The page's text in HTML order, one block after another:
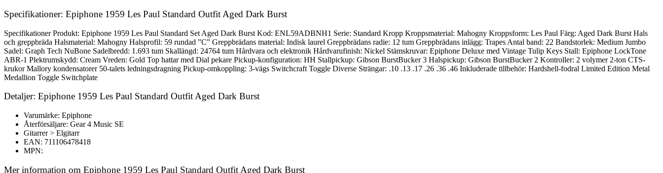
Specifikationer: Epiphone 1959 Les Paul Standard Outfit Aged Dark Burst
Specifikationer Produkt: Epiphone 1959 Les Paul Standard Set Aged Dark Burst Kod: ENL59ADBNH1 Serie: Standard Kropp Kroppsmaterial: Mahogny Kroppsform: Les Paul Färg: Aged Dark Burst Hals
och greppbräda Halsmaterial: Mahogny Halsprofil: 59 rundad ”C” Greppbrädans material: Indisk laurel Greppbrädans radie: 12 tum Greppbrädans inlägg: Trapes Antal band: 22 Bandstorlek: Medium Jumbo
Sadel: Graph Tech NuBone Sadelbredd: 1.693 tum Skallängd: 24764 tum Hårdvara och elektronik Hårdvarufinish: Nickel Stämskruvar: Epiphone Deluxe med Vintage Tulip Keys Stall: Epiphone LockTone
ABR-1 Plektrumskydd: Cream Vreden: Gold Top hattar med Dial pekare Pickup-konfiguration: HH Stallpickup: Gibson BurstBucker 3 Halspickup: Gibson BurstBucker 2 Kontroller: 2 volymer 2-ton CTS-
krukor Mallory kondensatorer 50-talets ledningsdragning Pickup-omkoppling: 3-vägs Switchcraft Toggle Diverse Strängar: .10 .13 .17 .26 .36 .46 Inkluderade tillbehör: Hardshell-fodral Limited Edition Metal
Medallion Toggle Switchplate
Detaljer: Epiphone 1959 Les Paul Standard Outfit Aged Dark Burst
Varumärke: Epiphone
Återförsäljare: Gear 4 Music SE
Gitarrer > Elgitarr
EAN: 711106478418
MPN:
Mer information om Epiphone 1959 Les Paul Standard Outfit Aged Dark Burst